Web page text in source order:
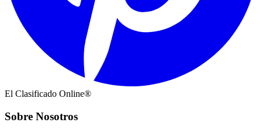
El Clasificado Online®
Sobre Nosotros